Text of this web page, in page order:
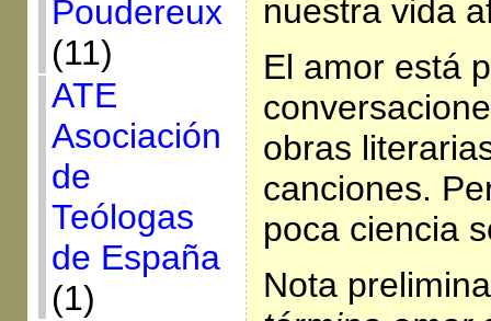
Poudereux
(11)
ATE
Asociación
de
Teólogas
de España
(1)
nuestra vida
El amor está
obras
canciones.
poca ciencia
Nota